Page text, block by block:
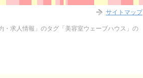
・求人情報」のタグ「美容室ウェーブハウス」の
サイトマップ